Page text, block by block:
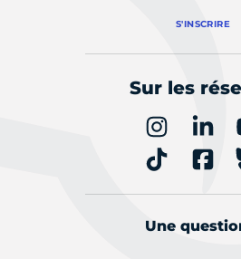
S'INSCRIRE
Sur les
Une